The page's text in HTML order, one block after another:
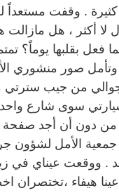
. وقفت مستعداً
أكثر ، هل مازالت
فعل بقلبها يوماً؟
صور منشوري
من جيب سترتي
سوى شارع
من دون أن أجد صفحة
جمعية الأمل لشؤون
. ووقعت عيناي في
هيفاء ،تختصران